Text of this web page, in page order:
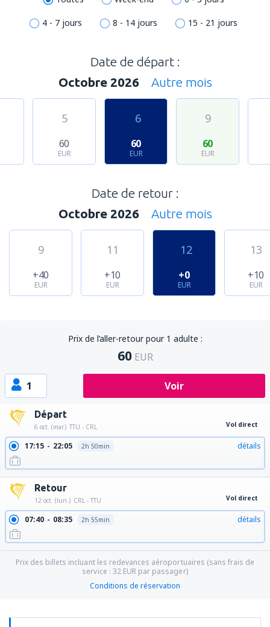
4 - 7 jours 8 - 14 jours 15 - 21 jours
Date de départ :
Octobre 2026
Autre mois
5
60
EUR
6
60
EUR
9
60
EUR
Date de retour :
Octobre 2026
Autre mois
9
+40
EUR
11
+10
EUR
12
+0
EUR
13
+10
EUR
Prix de l’aller-retour pour 1 adulte :
60 EUR
1 Voir
Départ
6 oct. (mar.) TTU - CRL Vol direct
17:15 22:05 2h 50min détails
Retour
12 oct. (lun.) CRL - TTU Vol direct
07:40 08:35 2h 55min détails
Prix des billets incluant les redevances aéroportuaires (sans frais de
service : 32 EUR par passager)
Conditions de réservation